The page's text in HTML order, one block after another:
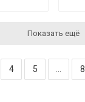
Показать ещё
4 5 8